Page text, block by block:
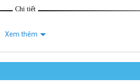
Chi tiết
Xem thêm